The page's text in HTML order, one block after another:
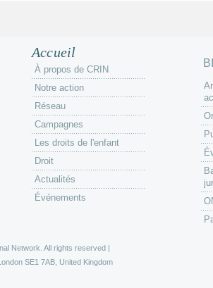
Accueil
À propos de CRIN
Notre action
Réseau
Campagnes
Les droits de l'enfant
Droit
Actualités
Événements
Network. All rights reserved |
SE1 7AB, United Kingdom